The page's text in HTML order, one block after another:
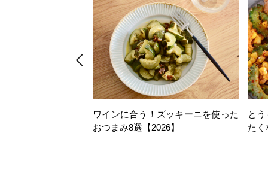
ワインに合う！ズッキーニを使った
おつまみ8選【2026】
と
たく